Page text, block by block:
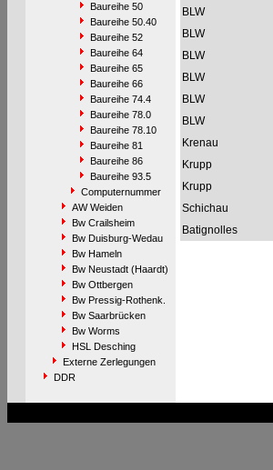
Baureihe 50
Baureihe 50.40
Baureihe 52
Baureihe 64
Baureihe 65
Baureihe 66
Baureihe 74.4
Baureihe 78.0
Baureihe 78.10
Baureihe 81
Baureihe 86
Baureihe 93.5
Computernummer
AW Weiden
Bw Crailsheim
Bw Duisburg-Wedau
Bw Hameln
Bw Neustadt (Haardt)
Bw Ottbergen
Bw Pressig-Rothenk.
Bw Saarbrücken
Bw Worms
HSL Desching
Externe Zerlegungen
DDR
BLW
BLW
BLW
BLW
BLW
BLW
Krenau
Krupp
Krupp
Schichau
Batignolles